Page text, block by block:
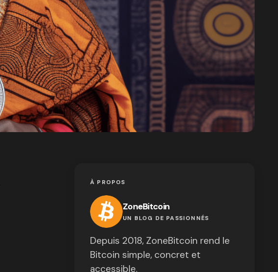
À PROPOS
ZoneBitcoin
UN BLOG DE PASSIONNÉS
Depuis 2018, ZoneBitcoin rend le
Bitcoin simple, concret et
accessible.